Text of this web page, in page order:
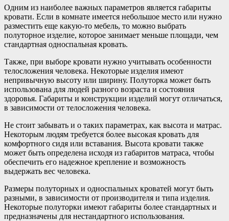
Одним из наиболее важных параметров является габариты
кровати. Если в комнате имеется небольшое место или нужно
разместить еще какую-то мебель, то можно выбрать
полуторное изделие, которое занимает меньше площади, чем
стандартная односпальная кровать.
Также, при выборе кровати нужно учитывать особенности
телосложения человека. Некоторые изделия имеют
непривычную высоту или ширину. Полуторка может быть
использована для людей разного возраста и состояния
здоровья. Габариты и конструкции изделий могут отличаться,
в зависимости от телосложения человека.
Не стоит забывать и о таких параметрах, как высота и матрас.
Некоторым людям требуется более высокая кровать для
комфортного сидя или вставания. Высота кровати также
может быть определена исходя из габаритов матраса, чтобы
обеспечить его надежное крепление и возможность
выдержать вес человека.
Размеры полуторных и односпальных кроватей могут быть
разными, в зависимости от производителя и типа изделия.
Некоторые полуторки имеют габариты более стандартных и
предназначены для нестандартного использования.